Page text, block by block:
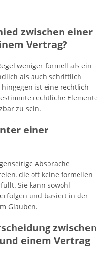
zwischen einer
Vertrag?
weniger formell als ein
als auch schriftlich
ist eine rechtlich
rechtliche Elemente
zu sein.
einer
Absprache
die oft keine formellen
Sie kann sowohl
und basiert in der
Glauben.
zwischen
einem Vertrag